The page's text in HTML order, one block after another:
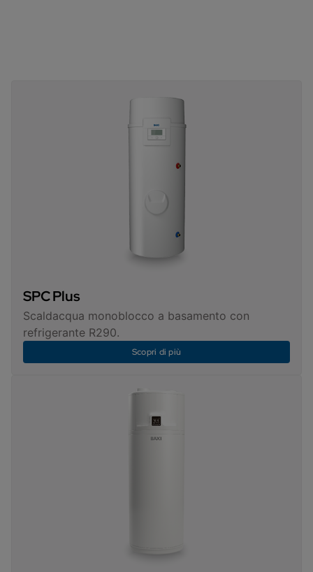
SPC Plus
Scaldacqua monoblocco a basamento con
refrigerante R290.
Scopri di più